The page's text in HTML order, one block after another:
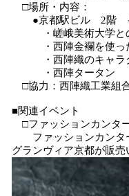
□場所・内容：
●京都駅ビル 2階 イ
・嵯峨美術大学との
・西陣金襴を使っ
・西陣織のキャラ
・西陣タータン
□協力：西陣織工業組
■関連イベント
□ファッションカンタ
ファッションカンタ
グランヴィア京都が販売